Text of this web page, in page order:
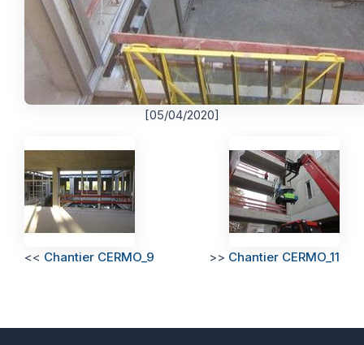
[05/04/2020]
<< Chantier CERMO_9 >> Chantier CERMO_11